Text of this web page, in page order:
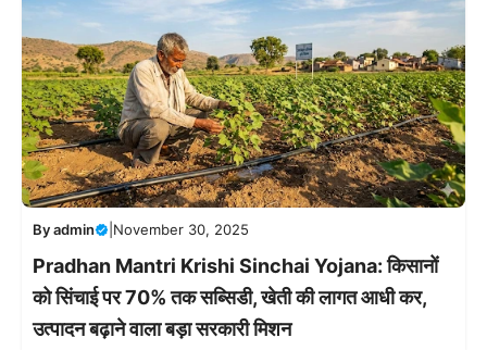
Byadmin November 30, 2025
Pradhan Mantri Krishi Sinchai Yojana: किसानों
को सिंचाई पर 70% तक सब्सिडी, खेती की लागत आधी कर,
उत्पादन बढ़ाने वाला बड़ा सरकारी मिशन